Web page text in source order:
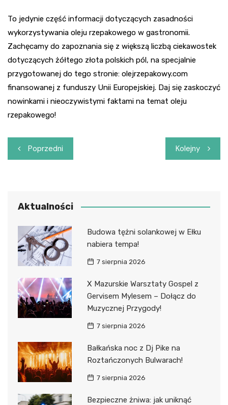
To jedynie część informacji dotyczących zasadności
wykorzystywania oleju rzepakowego w gastronomii.
Zachęcamy do zapoznania się z większą liczbą ciekawostek
dotyczących żółtego złota polskich pól, na specjalnie
przygotowanej do tego stronie: olejrzepakowy.com
finansowanej z funduszy Unii Europejskiej. Daj się zaskoczyć
nowinkami i nieoczywistymi faktami na temat oleju
rzepakowego!
Nawigacja
wpisu
Poprzedni Kolejny
Aktualności
Budowa tężni solankowej w Ełku
nabiera tempa!
7 sierpnia 2026
X Mazurskie Warsztaty Gospel z
Gervisem Mylesem – Dołącz do
Muzycznej Przygody!
7 sierpnia 2026
Bałkańska noc z Dj Pike na
Roztańczonych Bulwarach!
7 sierpnia 2026
Bezpieczne żniwa: jak uniknąć